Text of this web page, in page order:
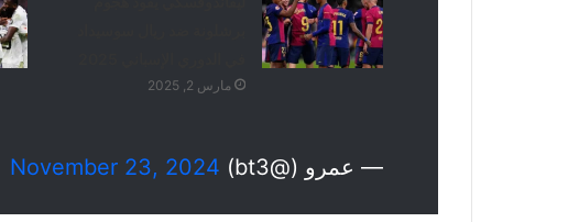
مارس 2, 2025
— عمرو (@bt3) November 23, 2024